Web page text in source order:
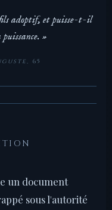
adoptif, et puisse-t-il
»
, 65
un document
sous l'autorité